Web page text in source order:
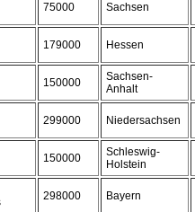
75000 Sachsen
179000 Hessen
150000
Sachsen-
Anhalt
299000 Niedersachsen
150000
Schleswig-
Holstein
298000 Bayern